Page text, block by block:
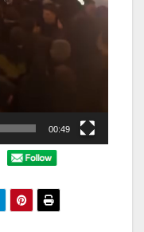
00:49